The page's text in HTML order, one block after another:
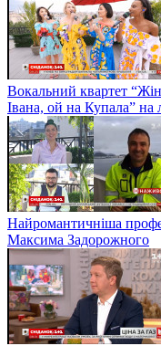
Вокальний квартет
Івана, ой на Купала” на
Найромантичніша
Максима Задорожного